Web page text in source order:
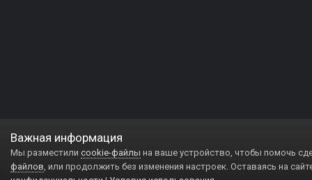
Важная информация
Мы разместили cookie-файлы на ваше устройство, чтобы помочь
файлов, или продолжить без изменения настроек. Оставаясь на